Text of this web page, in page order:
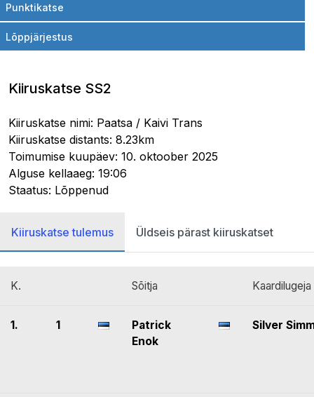
Punktikatse
Lõppjärjestus
Kiiruskatse SS2
Kiiruskatse nimi: Paatsa / Kaivi Trans
Kiiruskatse distants: 8.23km
Toimumise kuupäev: 10. oktoober 2025
Alguse kellaaeg: 19:06
Staatus: Lõppenud
Kiiruskatse tulemus Üldseis pärast kiiruskatset
K. Sõitja Kaardilugeja
1. 1
Patrick
Enok
Silver